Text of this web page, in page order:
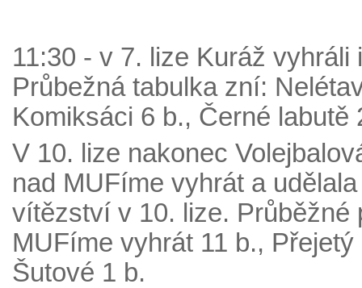
11:30 - v 7. lize Kuráž
Průbežná tabulka zní:
Komiksáci 6 b., Černé labutě
V 10. lize nakonec
nad MUFíme vyhrát a
vítězství v 10. lize. Průběžné
MUFíme vyhrát 11 b.,
Šutové 1 b.